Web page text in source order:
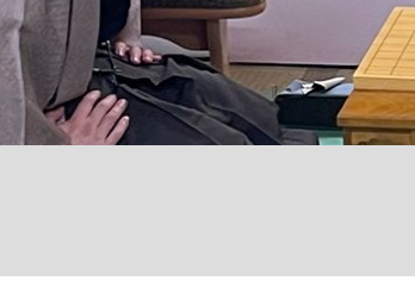
…」本田圭佑が初めて明かした日本代表監督に...